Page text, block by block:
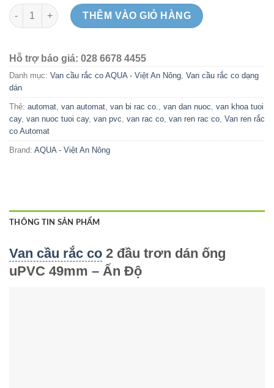
Van cầu rắc co 2 đầu trơn dán ống uPVC 49mm AQ65DUP -
THÊM VÀO GIỎ HÀNG
Hỗ trợ báo giá: 028 6678 4455
Danh mục: Van cầu rắc co AQUA - Việt An Nông Van cầu rắc co dạng
dán
Thẻ: automat van automat van bi rac co. van dan nuoc van khoa tuoi
cay, van nuoc tuoi cay, van pvc van rac co van ren rac co Van ren rắc
co Automat
Brand: AQUA - Việt An Nông
THÔNG TIN SẢN PHẨM
Van cầu rắc co 2 đầu trơn dán ống
uPVC 49mm – Ấn Độ